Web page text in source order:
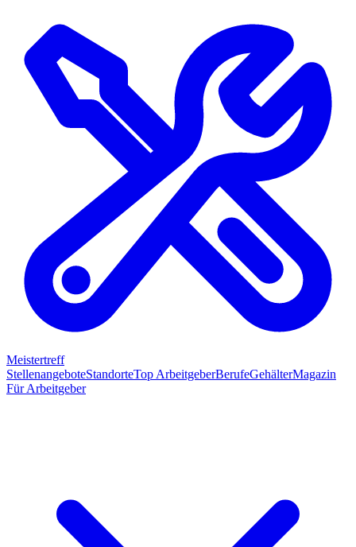
Meistertreff
StellenangeboteStandorteTop ArbeitgeberBerufeGehälterMagazin
Für Arbeitgeber